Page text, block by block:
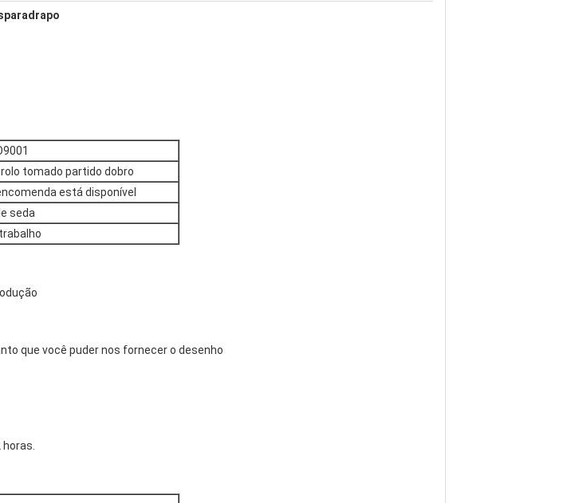
tomado partido dobro
está disponível
seda
que você puder nos fornecer o desenho